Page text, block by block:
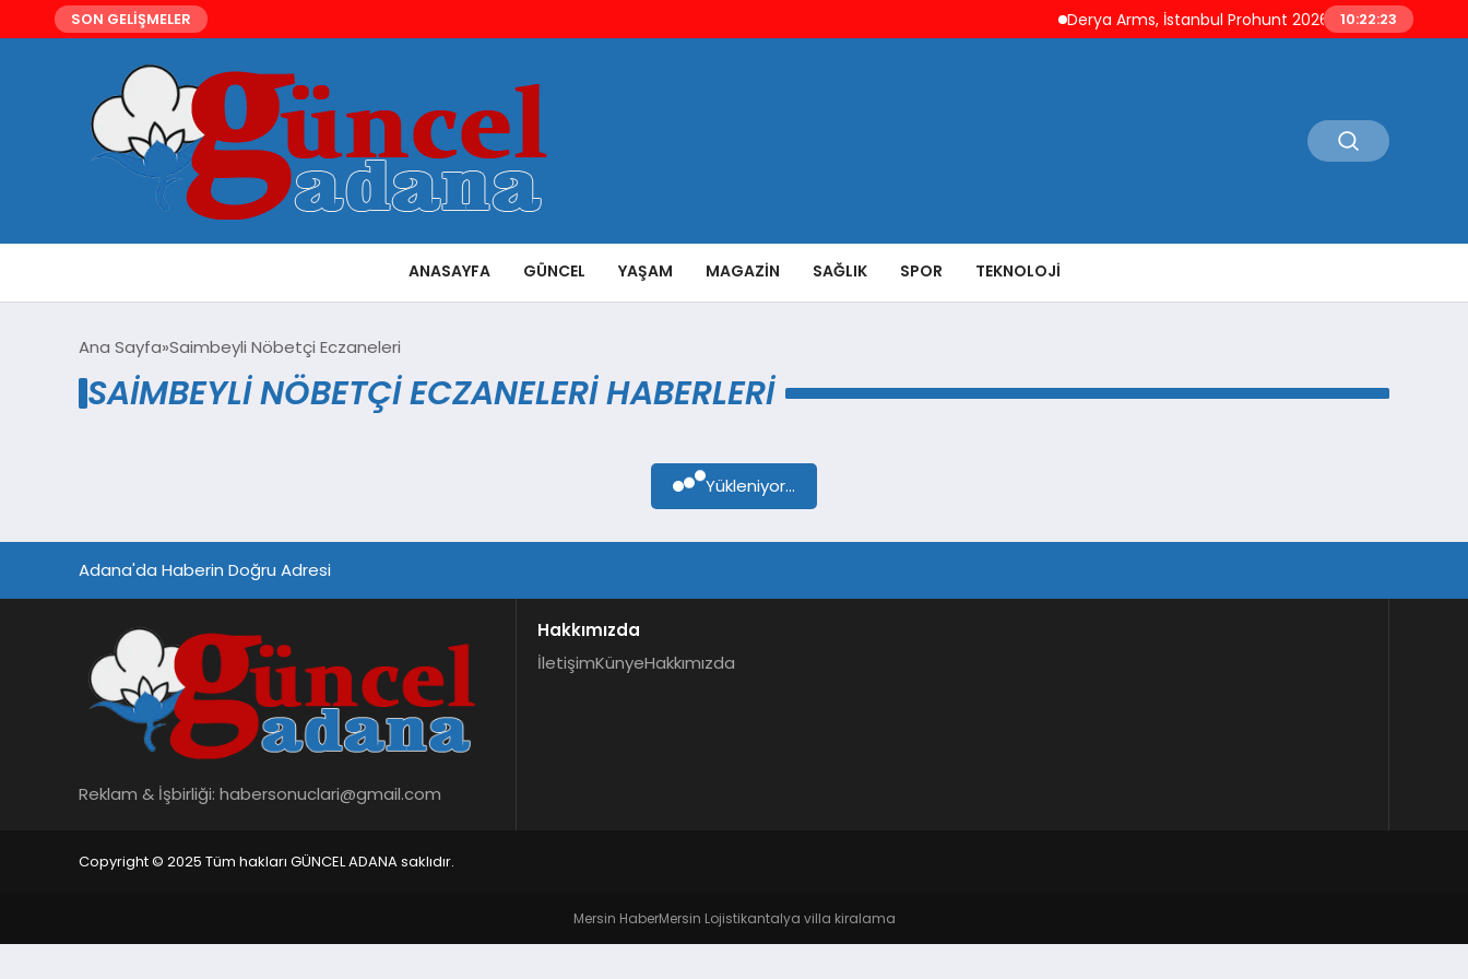
SON GELİŞMELER Derya Arms, İstanbul Prohunt 2026’da yeni nesil
10:22:23
ANASAYFA GÜNCEL YAŞAM MAGAZIN SAĞLIK SPOR TEKNOLOJI
Ana Sayfa Saimbeyli Nöbetçi Eczaneleri
SAIMBEYLI NÖBETÇI ECZANELERI HABERLERI
Yükleniyor...
Adana'da Haberin Doğru Adresi
Reklam & İşbirliği: habersonuclari@gmail.com
Hakkımızda
İletişimKünyeHakkımızda
Copyright © 2025 Tüm hakları GÜNCEL ADANA saklıdır.
Mersin HaberMersin Lojistikantalya villa kiralama